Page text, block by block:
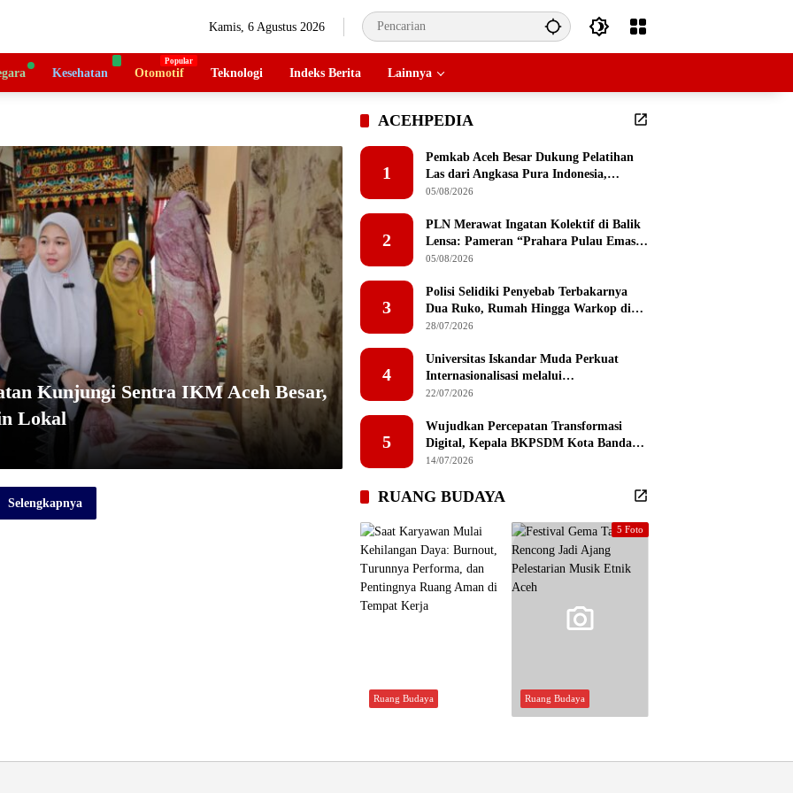
Kamis, 6 Agustus 2026
Kesehatan Otomotif Teknologi Indeks Berita Lainnya
Kunjungi Sentra IKM Aceh Besar,
Lokal
Selengkapnya
ACEHPEDIA
1
Pemkab Aceh Besar Dukung Pelatihan
Las dari Angkasa Pura Indonesia,
Peserta Dapat Mesin Las Gratis Usai
05/08/2026
2
PLN Merawat Ingatan Kolektif di Balik
Lensa: Pameran “Prahara Pulau Emas”
Singgah di Serambi Mekkah
05/08/2026
3
Polisi Selidiki Penyebab Terbakarnya
Dua Ruko, Rumah Hingga Warkop di
Lamteumen Timur Banda Aceh
28/07/2026
4
Universitas Iskandar Muda Perkuat
Internasionalisasi melalui
Penandatanganan MoU dengan
Selatan
22/07/2026
5
Wujudkan Percepatan Transformasi
Digital, Kepala BKPSDM Kota Banda
Aceh Ajak ASN Manfaatkan Lemari
14/07/2026
RUANG BUDAYA
Ruang Budaya
5 Foto
Ruang Budaya